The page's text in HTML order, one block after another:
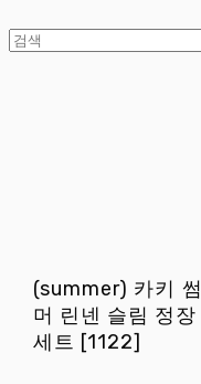
(summer) 카키 썸
머 린넨 슬림 정장
세트 [1122]